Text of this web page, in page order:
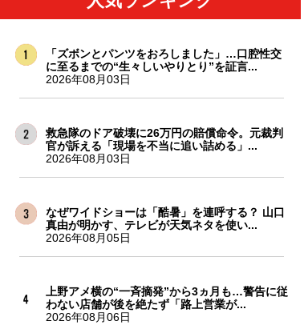
「ズボンとパンツをおろしました」…口腔性交
に至るまでの“生々しいやりとり”を証言...
2026年08月03日
救急隊のドア破壊に26万円の賠償命令。元裁判
官が訴える「現場を不当に追い詰める」...
2026年08月03日
なぜワイドショーは「酷暑」を連呼する？ 山口
真由が明かす、テレビが天気ネタを使い...
2026年08月05日
上野アメ横の“一斉摘発”から3ヵ月も…警告に従
わない店舗が後を絶たず「路上営業が...
2026年08月06日